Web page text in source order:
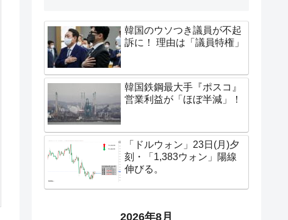
韓国のウソつき議員が不起
訴に！ 理由は「議員特権」
韓国鉄鋼最大手『ポスコ』
営業利益が「ほぼ半減」！
「ドルウォン」23日(月)夕
刻・「1,383ウォン」陽線
伸びる。
2026年8月